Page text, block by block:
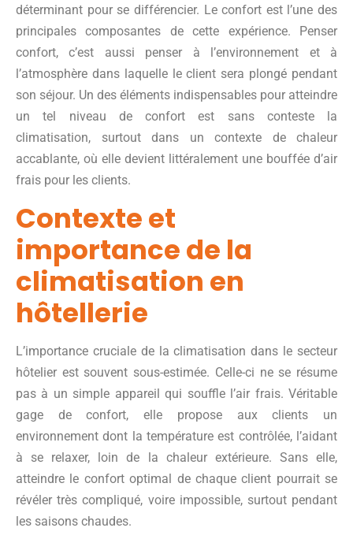
déterminant pour se différencier. Le confort est l’une des
principales composantes de cette expérience. Penser
confort, c’est aussi penser à l’environnement et à
l’atmosphère dans laquelle le client sera plongé pendant
son séjour. Un des éléments indispensables pour atteindre
un tel niveau de confort est sans conteste la
climatisation, surtout dans un contexte de chaleur
accablante, où elle devient littéralement une bouffée d’air
frais pour les clients.
Contexte et
importance de la
climatisation en
hôtellerie
L’importance cruciale de la climatisation dans le secteur
hôtelier est souvent sous-estimée. Celle-ci ne se résume
pas à un simple appareil qui souffle l’air frais. Véritable
gage de confort, elle propose aux clients un
environnement dont la température est contrôlée, l’aidant
à se relaxer, loin de la chaleur extérieure. Sans elle,
atteindre le confort optimal de chaque client pourrait se
révéler très compliqué, voire impossible, surtout pendant
les saisons chaudes.